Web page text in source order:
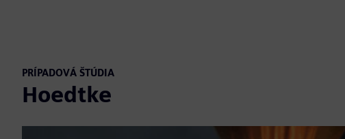
PRÍPADOVÁ ŠTÚDIA
Hoedtke